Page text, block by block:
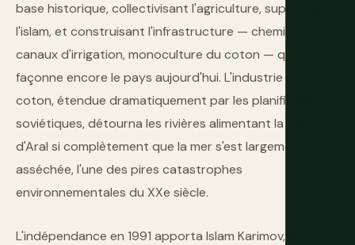
base historique, collectivisant l'agriculture, supprimant
l'islam, et construisant l'infrastructure — chemins de fer,
canaux d'irrigation, monoculture du coton — qui
façonne encore le pays aujourd'hui. L'industrie du
coton, étendue dramatiquement par les planificateurs
soviétiques, détourna les rivières alimentant la mer
d'Aral si complètement que la mer s'est largement
asséchée, l'une des pires catastrophes
environnementales du XXe siècle.
L'indépendance en 1991 apporta Islam Karimov, qui